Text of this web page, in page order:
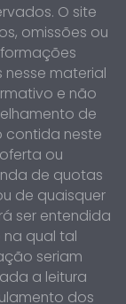
O site
omissões ou
material
e não
de
contida neste
ou
de quotas
de quaisquer
ser entendida
qual tal
seriam
a leitura
dos